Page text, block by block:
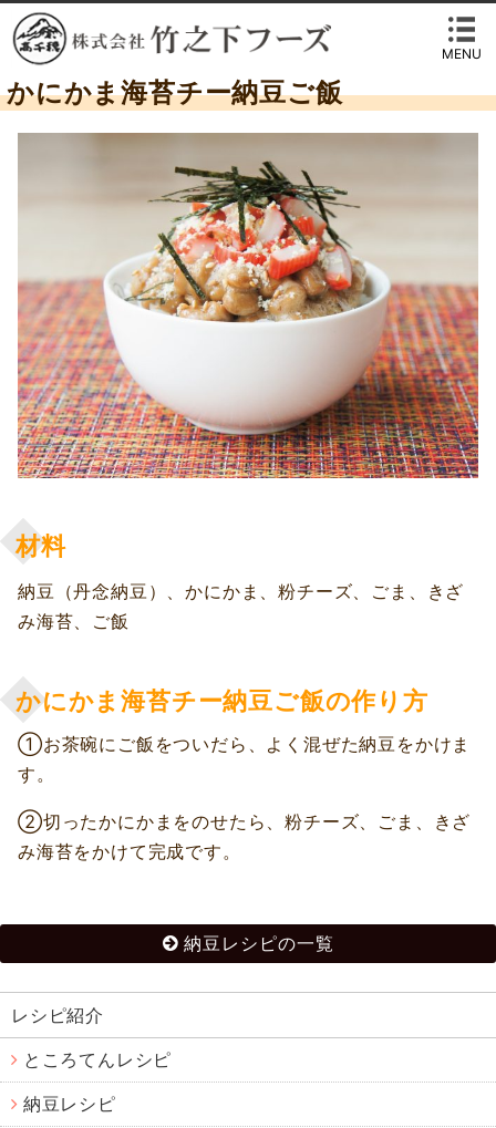
MENU
かにかま海苔チー納豆ご飯
材料
納豆（丹念納豆）、かにかま、粉チーズ、ごま、きざ
み海苔、ご飯
かにかま海苔チー納豆ご飯の作り方
①お茶碗にご飯をついだら、よく混ぜた納豆をかけま
す。
②切ったかにかまをのせたら、粉チーズ、ごま、きざ
み海苔をかけて完成です。
納豆レシピの一覧
レシピ紹介
ところてんレシピ
納豆レシピ